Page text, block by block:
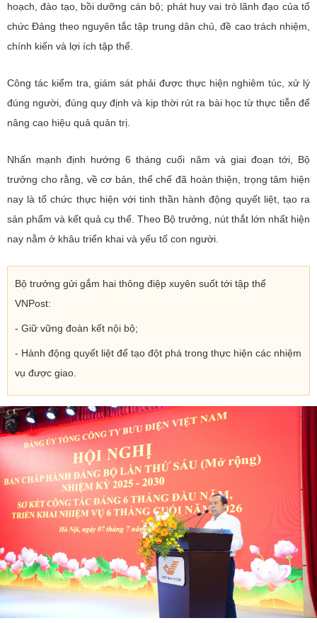
hoạch, đào tạo, bồi dưỡng cán bộ; phát huy vai trò lãnh đạo của tổ
chức Đảng theo nguyên tắc tập trung dân chủ, đề cao trách nhiệm,
chính kiến và lợi ích tập thể.
Công tác kiểm tra, giám sát phải được thực hiện nghiêm túc, xử lý
đúng người, đúng quy định và kịp thời rút ra bài học từ thực tiễn để
nâng cao hiệu quả quản trị.
Nhấn mạnh định hướng 6 tháng cuối năm và giai đoạn tới, Bộ
trưởng cho rằng, về cơ bản, thể chế đã hoàn thiện, trọng tâm hiện
nay là tổ chức thực hiện với tinh thần hành động quyết liệt, tạo ra
sản phẩm và kết quả cụ thể. Theo Bộ trưởng, nút thắt lớn nhất hiện
nay nằm ở khâu triển khai và yếu tố con người.
Bộ trưởng gửi gắm hai thông điệp xuyên suốt tới tập thể
VNPost:
- Giữ vững đoàn kết nội bộ;
- Hành động quyết liệt để tạo đột phá trong thực hiện các nhiệm
vụ được giao.